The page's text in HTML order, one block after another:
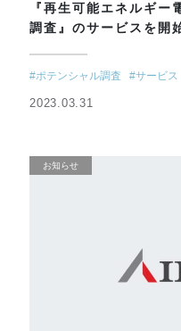
『再生可能エネルギー
調査』のサービスを開
#ポテンシャル調査 #サービス
2023.03.31
お知らせ